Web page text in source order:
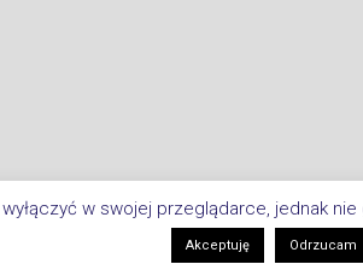
Copyright
w swojej przeglądarce, jednak
Akceptuję Odrzucam